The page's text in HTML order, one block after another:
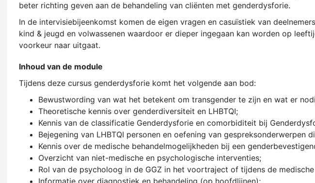
beter richting geven aan de behandeling van cliënten met genderdysforie.
In de intervisiebijeenkomst komen de eigen vragen en casuïstiek van
kind & jeugd en volwassenen waardoor er dieper ingegaan kan worden op
voorkeur naar uitgaat.
Inhoud van de module
Tijdens deze cursus genderdysforie komt het volgende aan bod:
Bewustwording van wat het betekent om transgender te zijn en wat er
Theoretische kennis over genderdiversiteit en LHBTQI;
Kennis van de classificatie Genderdysforie en comorbiditeit bij
Bejegening van LHBTQI personen en oefening van
Kennis over de medische behandelmogelijkheden bij een
Overzicht van niet-medische en psychologische interventies;
Rol van de psycholoog in de GGZ in het voortraject of tijdens de
Informatie over diagnostiek en behandeling (op hoofdlijnen);